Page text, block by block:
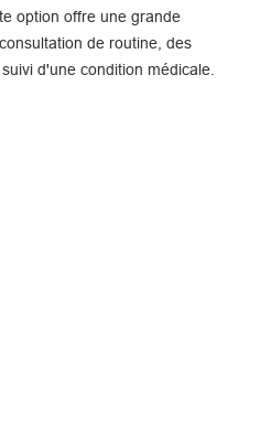
option offre une grande
de routine, des
d'une condition médicale.